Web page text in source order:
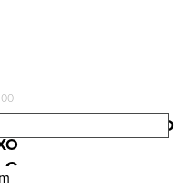
ΜΟΝΤΕΡΝΟ
€